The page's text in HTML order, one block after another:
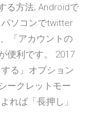
る方法; Androidで
ソコンでtwitter
「アカウントの
便利です。 2017
る」オプション
ークレットモー
れば「長押し」